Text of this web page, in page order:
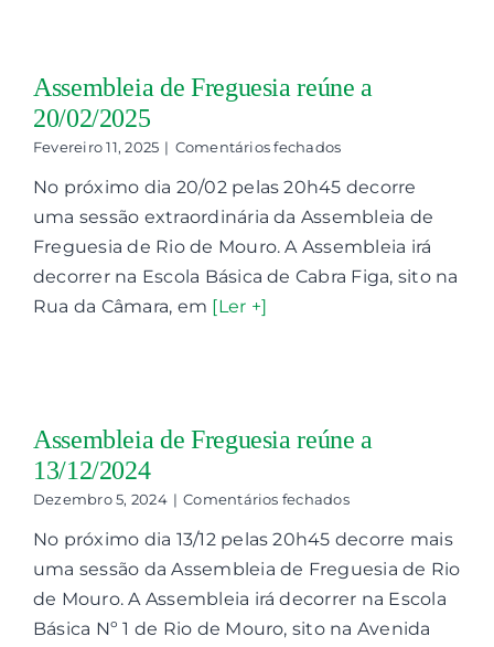
Assembleia de Freguesia reúne a
20/02/2025
Fevereiro 11, 2025 | Comentários fechadosem
de
Freguesia
a
20/02/2025
No próximo dia 20/02 pelas 20h45 decorre
uma sessão extraordinária da Assembleia de
Freguesia de Rio de Mouro. A Assembleia irá
decorrer na Escola Básica de Cabra Figa, sito na
Rua da Câmara, em [Ler +]
Assembleia de Freguesia reúne a
13/12/2024
Dezembro 5, 2024 | Comentários fechadosem
de
Freguesia
reúne
a
13/12/2024
No próximo dia 13/12 pelas 20h45 decorre mais
uma sessão da Assembleia de Freguesia de Rio
de Mouro. A Assembleia irá decorrer na Escola
Básica Nº 1 de Rio de Mouro, sito na Avenida